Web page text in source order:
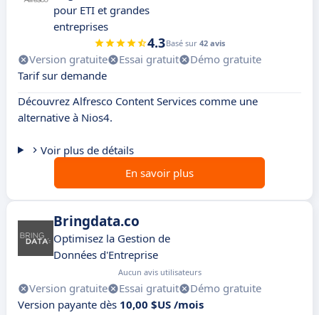
pour ETI et grandes
entreprises
4.3Basé sur 42 avis
Version gratuite Essai gratuit
Démo gratuite
Tarif sur demande
Découvrez Alfresco Content Services comme une
alternative à Nios4.
Voir plus de détails
En savoir plus
Bringdata.co
Optimisez la Gestion de
Données d'Entreprise
Aucun avis utilisateurs
Version gratuite Essai gratuit
Démo gratuite
Version payante dès 10,00 $US /mois